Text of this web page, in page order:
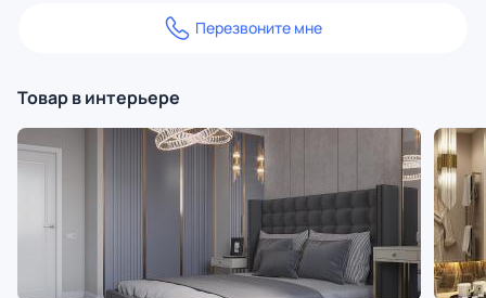
Перезвоните мне
Товар в интерьере